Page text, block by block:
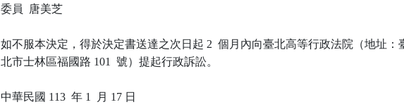
委員  唐美芝
如不服本決定，得於決定書送達之次日起 2  個月內向臺北高等行政法院（地址：
北市士林區福國路 101  號）提起行政訴訟。